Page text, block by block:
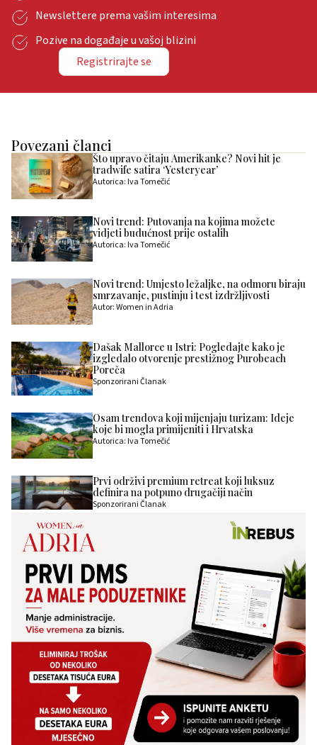
Newslettere prema vašim interesima
Pozive na događaje u vašoj blizini
Registrirajte se
Povezani članci
Što upravo čitaju Amerikanke? Novi hit je
tradwife satira ‘Yesteryear’
Autorica: Iva Tomečić
Novi trend: Putovanja na kojima možete
vidjeti budućnost prije ostalih
Autorica: Iva Tomečić
Novi trend: Umjesto ležaljke, na odmoru biraju
smrzavanje, pustinju i test izdržljivosti
Autor: Women in Adria
Dašak Mallorce u Istri: Pogledajte kako je
izgledalo otvorenje prestižnog Purobeach
Poreča
Sponzorirani Članak
Osam trendova koji mijenjaju turizam: Ideje
koje bi mogla primijeniti i Hrvatska
Autorica: Iva Tomečić
Prvi održivi premium retreat koji luksuz
definira na potpuno drugačiji način
Sponzorirani Članak